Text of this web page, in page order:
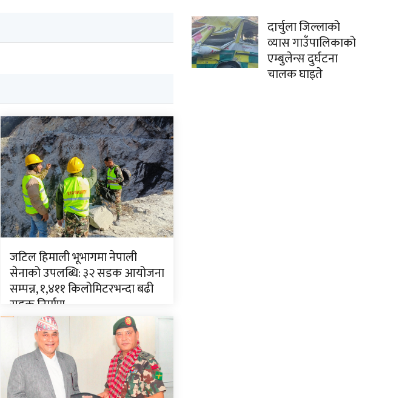
जटिल हिमाली भूभागमा नेपाली
सेनाको उपलब्धि: ३२ सडक आयोजना
सम्पन्न, १,४११ किलोमिटरभन्दा बढी
सडक निर्माण
दार्चुला जिल्लाको
व्यास गाउँपालिकाको
एम्बुलेन्स दुर्घटना
चालक घाइते